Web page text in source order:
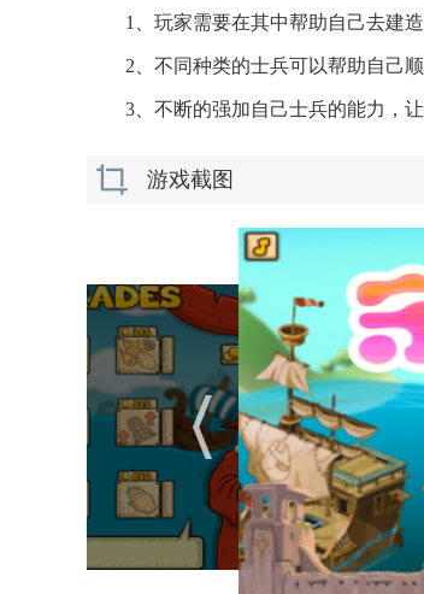
1、玩家需要在其中帮助自己去建
2、不同种类的士兵可以帮助自己
3、不断的强加自己士兵的能力，
游戏截图